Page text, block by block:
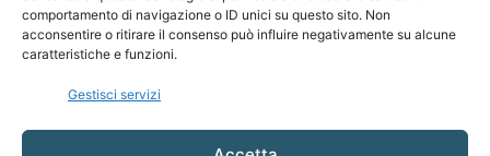
comportamento di navigazione o ID unici su questo sito. Non
acconsentire o ritirare il consenso può influire negativamente su alcune
caratteristiche e funzioni.
Gestisci servizi
Contattaci:coelumastro@coelum.com